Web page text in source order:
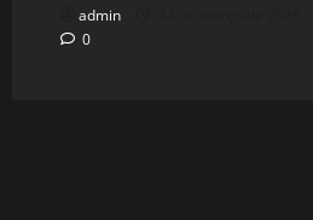
admin
0